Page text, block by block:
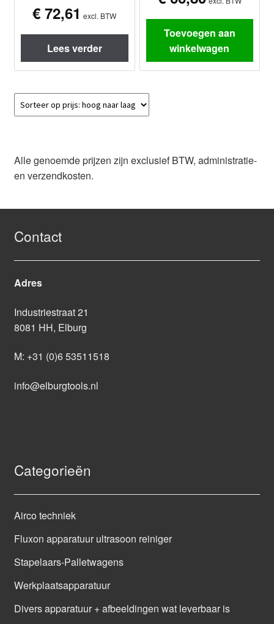
€ 72,61 excl. BTW
Lees verder
Toevoegen aan
winkelwagen
Alle genoemde prijzen zijn exclusief BTW, administratie-
en verzendkosten.
Contact
Adres
Industriestraat 21
8081 HH, Elburg
M: +31 (0)6 53511518
info@elburgtools.nl
Categorieën
Airco techniek
Fluxon apparatuur ultrasoon reiniger
Stapelaars-Palletwagens
Werkplaatsapparatuur
Divers apparatuur + afbeeldingen wat leverbaar is